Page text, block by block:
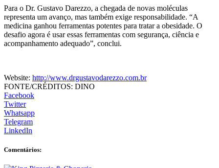
Para o Dr. Gustavo Darezzo, a chegada de novas moléculas
representa um avanço, mas também exige responsabilidade. “A
medicina ganhou ferramentas potentes para tratar a obesidade. O
desafio agora é usar essas ferramentas com segurança, ciência e
acompanhamento adequado”, conclui.
Website: http://www.drgustavodarezzo.com.br
FONTE/CRÉDITOS: DINO
Facebook
Twitter
Whatsapp
Telegram
LinkedIn
Comentários: